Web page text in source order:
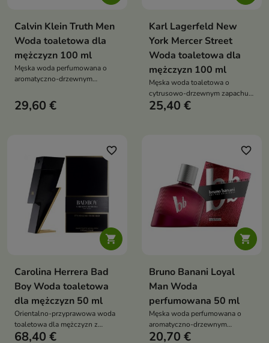
Calvin Klein Truth Men
Woda toaletowa dla
mężczyzn 100 ml
Męska woda perfumowana o
aromatyczno-drzewnym
lawendy, cyprysa i ambry.
Ponadczasowy zapach dla
29,60 €
Karl Lagerfeld New
York Mercer Street
Woda toaletowa dla
mężczyzn 100 ml
Męska woda toaletowa o
cytrusowo-drzewnym zapachu z
nutami bazylii, limonki,
25,40 €

favorite_border
Carolina Herrera Bad
Boy Woda toaletowa
dla mężczyzn 50 ml
Orientalno-przyprawowa woda
toaletowa dla mężczyzn z
nutami grejpfruta, białego
68,40 €

favorite_border
Bruno Banani Loyal
Man Woda
perfumowana 50 ml
Męska woda perfumowana o
aromatyczno-drzewnym
charakterze z nutami cytryny,
20,70 €